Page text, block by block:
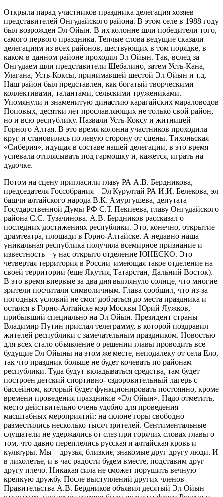
Открыла парад участников праздника делегация хозяев –
представителей Онгудайского района. В этом селе в 1988 году
был возрожден Эл Ойын. В их колонне шли победители того,
самого первого праздника. Теплые слова ведущие сказали
делегациям из всех районов, шествующих в том порядке, в
каком в данном районе проходил Эл Ойын. Так, вслед за
Онгудаем шли представители Шебалино, затем Усть-Кана,
Улагана, Усть-Коксы, принимавшей шестой Эл Ойын и т.д.
Наш район был представлен, как богатый творческими
коллективами, талантами, сельскими тружениками.
Упомянули и знаменитую династию карагайских мараловодов
Поповых, десятки лет прославляющих не только свой район,
но и всю республику. Назвали Усть-Коксу и житницей
Горного Алтая. В это время колонна участников проходила
круг и становилась по левую сторону от сцены. Тихоньская
«Сиберия», идущая в составе нашей делегации, в это время
успевала отплясывать под гармошку и, кажется, играть на
дудочке.
Потом на сцену пригласили главу РА А.В. Бердникова,
председателя Госсобрания – Эл Курултай РА И.И. Белекова, эл
башчи алтайского народа В.К. Амургушева, депутата
Государственной Думы РФ С.Т. Пекпеева, главу Онгудайского
района С.С. Тузачинова. А.В. Бердников рассказал о
последних достижениях республики. Это, конечно, открытие
драмтеатра, площади в Горно-Алтайске. А недавно наша
уникальная республика получила всемирное признание и
известность – у нас открыто отделение ЮНЕСКО. Это
четвертая территория в России, имеющая такое отделение на
своей территории (еще Якутия, Татарстан, Дальний Восток).
В это время впервые за два дня выглянуло солнце, что многие
зрители посчитали символичным. Глава сообщил, что из-за
погодных условий не смог добраться до места праздника и
остался в Горно-Алтайске мэр Москвы Юрий Лужков,
прибывший специально на Эл Ойын. Президент страны
Владимир Путин прислал телеграмму, в которой поздравил
жителей республики с замечательным праздником. Новостью
для всех стало объявление о решении главы проводить все
будущие Эл Ойыны на этом же месте, неподалеку от села Ело,
так что праздник больше не будет кочевать по районам
республики. Туда будут вкладываться средства, там будет
построен детский спортивно- оздоровительный лагерь с
бассейном, который будет функционировать постоянно, кроме
времени проведения праздников «Эл Ойын». Надо отметить,
место действительно очень удобно для проведения
масштабных мероприятий: на склоне горы свободно
разместились несколько тысяч зрителей. Сентиментальные
слушатели не удержались от слез при горячих словах главы о
том, что давно переплелись русская и алтайская кровь и
культуры. Мы – друзья, близкие, знакомые друг другу люди. И
в лихолетье, и в час радости будем вместе, подставим друг
другу плечо. Никакая сила не сможет порушить вечную
крепкую дружбу. После выступлений других членов
Правительства А.В. Бердников объявил десятый Эл Ойын